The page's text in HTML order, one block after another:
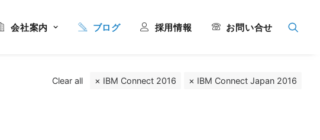
会社案内 ブログ 採用情報 お問い合せ
Clear all IBM Connect 2016 IBM Connect Japan 2016